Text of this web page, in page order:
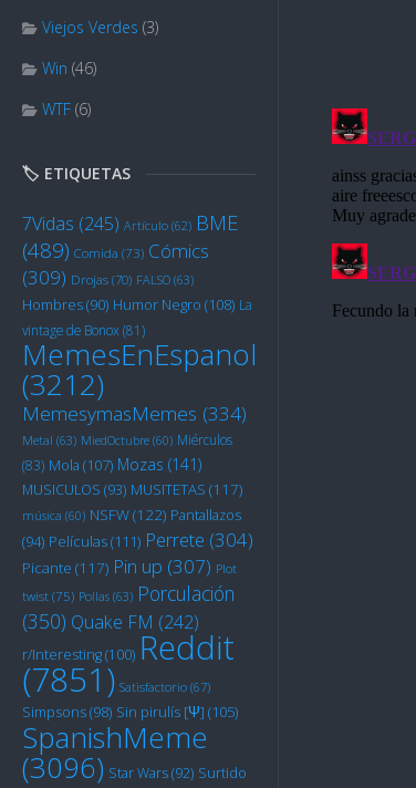
Viejos Verdes (3)
Win (46)
WTF (6)
🏷️ ETIQUETAS
7Vidas (245) Artículo (62) BME
(489) Comida (73) Cómics
(309) Drojas (70) FALSO (63)
Hombres(90) Humor Negro (108) La
vintage de Bonox(81)
MemesEnEspanol
(3212)
MemesymasMemes (334)
Metal (63) MiedOctubre (60) Miérculos
(83) Mola (107) Mozas (141)
MUSICULOS (93) MUSITETAS (117)
música (60) NSFW(122) Pantallazos
(94) Películas(111) Perrete (304)
Picante (117) Pin up (307) Plot
twist (75) Pollas (63) Porculación
(350) Quake FM (242)
r/Interesting(100) Reddit
(7851) Satisfactorio (67)
Simpsons(98) Sin pirulís [Ψ] (105)
SpanishMeme
(3096) Star Wars(92) Surtido